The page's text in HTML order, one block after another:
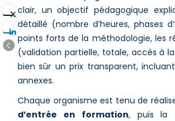
clair, un objectif pédagogique
détaillé (nombre d’heures, phases
points forts de la méthodologie, les
(validation partielle, totale, accès à
bien sûr un prix transparent,
annexes.
Chaque organisme est tenu de
d’entrée en formation, puis la